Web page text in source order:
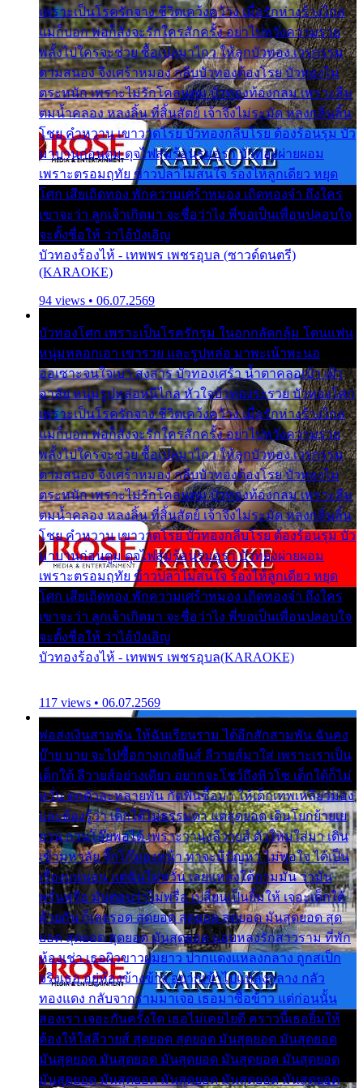
เพราะเป็นโรครักจาง ชีวิตเคว้งคว้าง เมื่อรักห่างร้างไกล
แม่ก็บอก พ่อก็สั่งจะรักใครสักครั้ง อย่าไปหวังความรวย
พลั้งไปใครจะช่วย ซื้อเปลมาไกว ให้ลูกบัวทอง เวรกรรม
ตามสนอง จึงเศร้าหมอง กลีบบัวทองต้องโรย บัวทองไม่
ตระหนัก เพราะไม่รักโคลนตม บัวทองท้องกลม เพราะลืม
ตมน้ำคลอง หลงลิ้น ที่สิ้นสัตย์ เจ้าจึงไม่ระมัด หลงกลิ่นลิ้น
โชย คำหวาน เขาวาดโรย บัวทองกลีบโรย ต้องร้อนรุม บัว
มาบานก่อนตูม ดุจไฟสุมร้อนรุมอุรา บัวทองผ่ายผอม
เพราะตรอมฤทัย ข้าวปลาไม่สนใจ ร้องไห้ลูกเดียว หยุด
โศก เสียเถิดทอง พักความเศร้าหมอง เถิดทองจ๋า ถึงใคร
เขาจะว่า ลูกเจ้าเกิดมา จะชื่อว่าไง พี่ขอเป็นเพื่อนปลอบใจ
จะตั้งชื่อให้ ว่าไอ้บังเอิญ
บัวทองร้องไห้ - เทพพร เพชรอุบล (ซาวด์ดนตรี)
(KARAOKE)
94 views • 06.07.2569
บัวทองโศก เพราะเป็นโรครักรุม ในอกกลัดกลุ้ม โดนแฟน
หนุ่มหลอกเอา เขารวย และรูปหล่อ มาพะเน้าพะนอ
ออเซาะจนใจเบา สงสาร บัวทองเศร้า น้ำตาคลอเบ้า เฝ้า
อาลัย หนุ่มรูปหล่อหนีไกล หัวใจบัวทองระรวย บัวทองโศก
เพราะเป็นโรครักจาง ชีวิตเคว้งคว้าง เมื่อรักห่างร้างไกล
แม่ก็บอก พ่อก็สั่งจะรักใครสักครั้ง อย่าไปหวังความรวย
พลั้งไปใครจะช่วย ซื้อเปลมาไกว ให้ลูกบัวทอง เวรกรรม
ตามสนอง จึงเศร้าหมอง กลีบบัวทองต้องโรย บัวทองไม่
ตระหนัก เพราะไม่รักโคลนตม บัวทองท้องกลม เพราะลืม
ตมน้ำคลอง หลงลิ้น ที่สิ้นสัตย์ เจ้าจึงไม่ระมัด หลงกลิ่นลิ้น
โชย คำหวาน เขาวาดโรย บัวทองกลีบโรย ต้องร้อนรุม บัว
มาบานก่อนตูม ดุจไฟสุมร้อนรุมอุรา บัวทองผ่ายผอม
เพราะตรอมฤทัย ข้าวปลาไม่สนใจ ร้องไห้ลูกเดียว หยุด
โศก เสียเถิดทอง พักความเศร้าหมอง เถิดทองจ๋า ถึงใคร
เขาจะว่า ลูกเจ้าเกิดมา จะชื่อว่าไง พี่ขอเป็นเพื่อนปลอบใจ
จะตั้งชื่อให้ ว่าไอ้บังเอิญ
บัวทองร้องไห้ - เทพพร เพชรอุบล(KARAOKE)
117 views • 06.07.2569
พ่อส่งเงินสามพัน ให้ฉันเรียนราม ได้อีกสักสามพัน ฉันคง
บ๊าย บาย จะไปซื้อกางเกงยีนส์ ลีวายส์มาใส่ เพราะเราเป็น
เด็กใต้ ลีวายส์อย่างเดียว อยากจะโชว์ถึงหิวโซ เด็กใต้ก็ไม่
หวั่น ตกตัวละหลายพัน กัดฟันซื้อมา ให้เด็กเทพเหลียวมอง
และต้องรู้ว่า เด็กใต้ไม่ธรรมดา แต่สุดยอด เดินโยกย้ายเย
ยวน กวนโอ๊ยพอได้ เพราะว่านุ่งลีวายส์ ตัวใหม่ใส่มา เดิน
เข้ามหาลัย จิ๊กโก๊มองหน้า ท่าจะมีปัญหา ไม่พอใจ ได้เป็น
เรื่องแน่นอน แต่ฉันไม่หวั่น เลยแหลงใต้ถามมัน ว่ามัน
พรั่นพรือ มันตอบว่าไม่พรื่อ เปลี่ยนเป็นยิ้มให้ เจอะเด็กใต้
ด้วยกัน ก็เลยรอด สุดยอด สุดยอด สุดยอด มันสุดยอด สุด
ยอด สุดยอด สุดยอด มันสุดยอด แอบหลงรักสาวราม ที่พัก
ห้องเช่า เธอผิวขาวผมยาว ปากแดงแหลงกลาง ถูกสเป็ก
จริงเธอ อยู่ห้องข้างข้าง อยากเข้าไปแหลงกลาง กลัว
ทองแดง กลับจากรามมาเจอ เธอมาซื้อข้าว แต่ก่อนนั้น
สองเรา เจอะกันครั้งใด เธอไม่เคยไยดี คราวนี้เธอยิ้มให้
ต้องให้ใส่ลีวายส์ สุดยอด สุดยอด มันสุดยอด มันสุดยอด
มันสุดยอด มันสุดยอด มันสุดยอด มันสุดยอด มันสุดยอด
มันสุดยอด มันสุดยอด มันสุดยอด มันสุดยอด มันสุดยอด